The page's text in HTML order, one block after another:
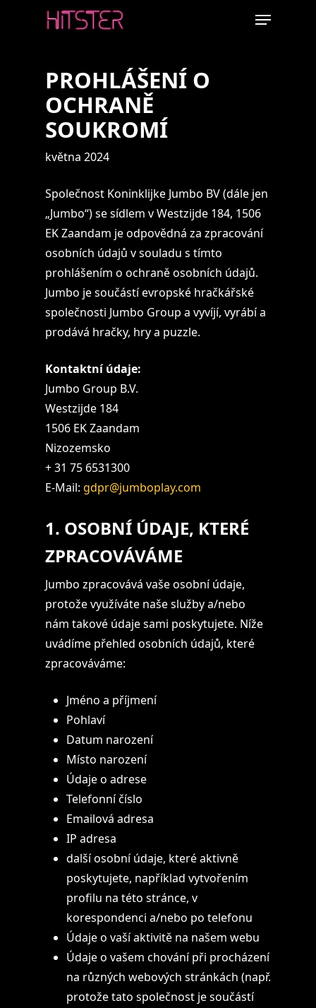
Menu
PROHLÁŠENÍ O
OCHRANĚ
SOUKROMÍ
května 2024
Společnost Koninklijke Jumbo BV (dále jen
„Jumbo“) se sídlem v Westzijde 184, 1506
EK Zaandam je odpovědná za zpracování
osobních údajů v souladu s tímto
prohlášením o ochraně osobních údajů.
Jumbo je součástí evropské hračkářské
společnosti Jumbo Group a vyvíjí, vyrábí a
prodává hračky, hry a puzzle.
Kontaktní údaje:
Jumbo Group B.V.
Westzijde 184
1506 EK Zaandam
Nizozemsko
+ 31 75 6531300
E-Mail: gdpr@jumboplay.com
1. OSOBNÍ ÚDAJE, KTERÉ
ZPRACOVÁVÁME
Jumbo zpracovává vaše osobní údaje,
protože využíváte naše služby a/nebo
nám takové údaje sami poskytujete. Níže
uvádíme přehled osobních údajů, které
zpracováváme:
Jméno a příjmení
Pohlaví
Datum narození
Místo narození
Údaje o adrese
Telefonní číslo
Emailová adresa
IP adresa
další osobní údaje, které aktivně
poskytujete, například vytvořením
profilu na této stránce, v
korespondenci a/nebo po telefonu
Údaje o vaší aktivitě na našem webu
Údaje o vašem chování při procházení
na různých webových stránkách (např.
protože tato společnost je součástí